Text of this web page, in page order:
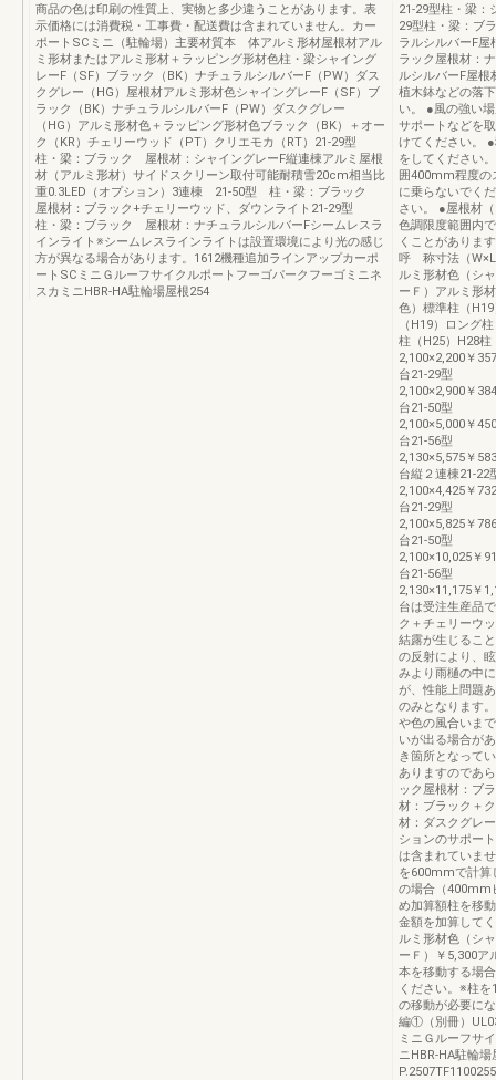
商品の色は印刷の性質上、実物と多少違うことがあります。表
示価格には消費税・工事費・配送費は含まれていません。カー
ポートSCミニ（駐輪場）主要材質本 体アルミ形材屋根材アル
ミ形材またはアルミ形材＋ラッピング形材色柱・梁シャイング
レーF（SF）ブラック（BK）ナチュラルシルバーF（PW）ダス
クグレー（HG）屋根材アルミ形材色シャイングレーF（SF）ブ
ラック（BK）ナチュラルシルバーF（PW）ダスクグレー
（HG）アルミ形材色＋ラッピング形材色ブラック（BK）＋オー
ク（KR）チェリーウッド（PT）クリエモカ（RT）21-29型
柱・梁：ブラック 屋根材：シャイングレーF縦連棟アルミ屋根
材（アルミ形材）サイドスクリーン取付可能耐積雪20cm相当比
重0.3LED（オプション）3連棟 21-50型 柱・梁：ブラック
屋根材：ブラック+チェリーウッド、ダウンライト21-29型
柱・梁：ブラック 屋根材：ナチュラルシルバーFシームレスラ
インライト※シームレスラインライトは設置環境により光の感じ
方が異なる場合があります。1612機種追加ラインアップカーポ
ートSCミニＧルーフサイクルポートフーゴパークフーゴミニネ
スカミニHBR-HA駐輪場屋根254
21-29型柱・梁：
29型柱・梁：ブ
ラルシルバーF屋
ラック屋根材：
ルシルバーF屋
植木鉢などの落
い。 ●風の強い
サポートなどを
けてください。
をしてください
囲400mm程度の
に乗らないでく
さい。 ●屋根材
色調限度範囲内
くことがありま
呼 称寸法（
ルミ形材色（シ
ーＦ）アルミ形
色）標準柱（
（H19）ロング
柱（H25）H28柱
2,100×2,200￥
台21-29型
2,100×2,900￥
台21-50型
2,100×5,000￥
台21-56型
2,130×5,575￥
台縦２連棟21-22
2,100×4,425￥
台21-29型
2,100×5,825￥
台21-50型
2,100×10,025￥
台21-56型
2,130×11,175￥
台は受注生産品
ク＋チェリーウ
結露が生じるこ
の反射により、
みより雨樋の中
が、性能上問題
のみとなります
や色の風合いま
いが出る場合が
き箇所となって
ありますのであ
ック屋根材：ブ
材：ブラック＋
材：ダスクグレ
ションのサポー
は含まれていま
を600mmで計
の場合（400mm
め加算額柱を移
金額を加算して
ルミ形材色（シ
ーＦ）￥5,300ア
本を移動する場
ください。※柱
の移動が必要に
編①（別冊）
ミニＧルーフサ
ニHBR-HA駐輪
P.2507TF1100255